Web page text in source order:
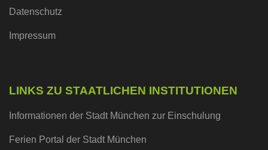
Datenschutz
Impressum
LINKS ZU STAATLICHEN INSTITUTIONEN
Informationen der Stadt München zur Einschulung
Ferien Portal der Stadt München